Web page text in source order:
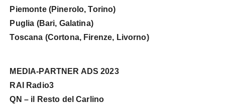
Piemonte (Pinerolo, Torino)
Puglia (Bari, Galatina)
Toscana (Cortona, Firenze, Livorno)
MEDIA-PARTNER ADS 2023
RAI Radio3
QN – il Resto del Carlino